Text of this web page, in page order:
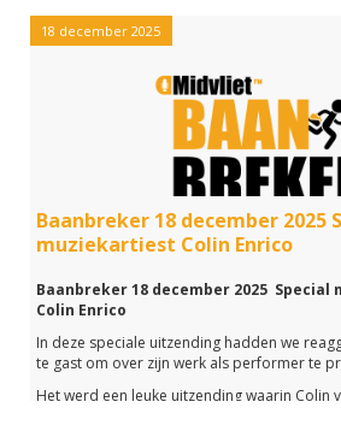
Zo vertelde ze onder andere wat ze zo leuk
welke opleiding ze heeft gevolgd om als
kunnen werken.
Heb je deze aflevering gemist of wil je nog
Met de link hieronder beluister je de hele
18 december 2025
Baanbreker 18 december 2025
muziekartiest Colin Enrico
Baanbreker 18 december 2025
Colin Enrico
In deze speciale uitzending hadden we
te gast om over zijn werk als performer te
Het werd een leuke uitzending waarin Colin